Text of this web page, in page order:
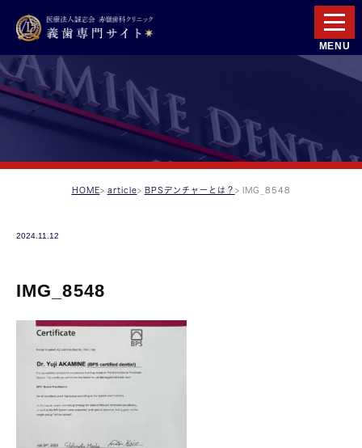
HOME article BPSデンチャーとは？ IMG_8548
2024.11.12
IMG_8548